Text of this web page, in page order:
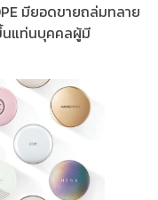
มียอดขายถล่มทลาย
นแท่นบุคคลผู้มี